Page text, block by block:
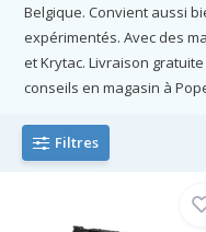
Belgique. Convient aussi
expérimentés. Avec des
et Krytac. Livraison
conseils en magasin à
Filtres